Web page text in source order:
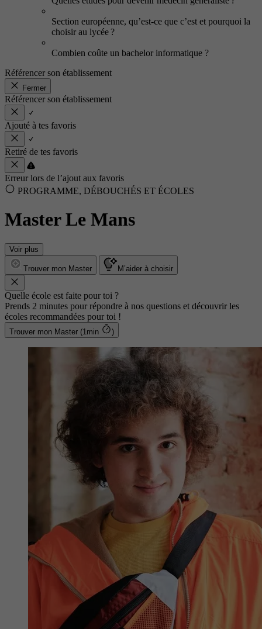
Section européenne, qu’est-ce que c’est et pourquoi la
choisir au lycée ?
Combien coûte un bachelor informatique ?
Référencer son établissement
Fermer
Référencer son établissement
Ajouté à tes favoris
Retiré de tes favoris
Erreur lors de l’ajout aux favoris
PROGRAMME, DÉBOUCHÉS ET ÉCOLES
Master Le Mans
Voir plus
Trouver mon Master M’aider à choisir
Quelle école est faite pour toi ?
Prends 2 minutes pour répondre à nos questions et découvrir les
écoles recommandées pour toi !
Trouver mon Master (1min )